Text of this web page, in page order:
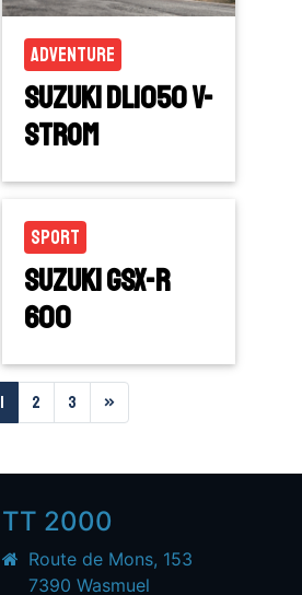
Adventure
Suzuki DL1050 V-
STROM
Sport
Suzuki GSX-R
600
1 2 3 »
TT 2000
Route de Mons, 153
7390 Wasmuel